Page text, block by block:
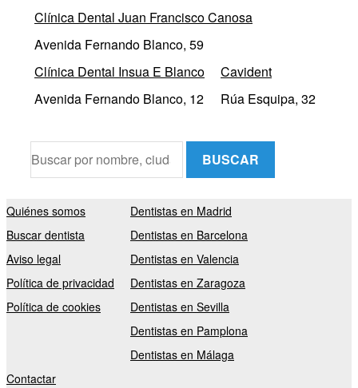
Clínica Dental Juan Francisco Canosa
Avenida Fernando Blanco, 59
Clínica Dental Insua E Blanco
Avenida Fernando Blanco, 12
Cavident
Rúa Esquipa, 32
BUSCAR
Quiénes somos
Buscar dentista
Aviso legal
Política de privacidad
Política de cookies
Dentistas en Madrid
Dentistas en Barcelona
Dentistas en Valencia
Dentistas en Zaragoza
Dentistas en Sevilla
Dentistas en Pamplona
Dentistas en Málaga
Contactar